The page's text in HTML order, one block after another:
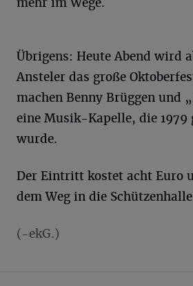
Übrigens: Heute Abend wird
Ansteler das große
machen Benny Brüggen und
eine Musik-Kapelle, die 1979
wurde.
Der Eintritt kostet acht Euro
dem Weg in die
(-ekG.)